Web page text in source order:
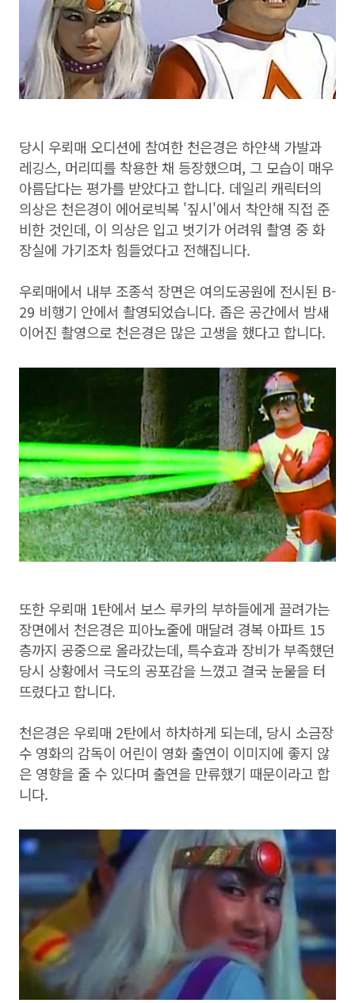
당시 우뢰매 오디션에 참여한 천은경은 하얀색 가발과
레깅스, 머리띠를 착용한 채 등장했으며, 그 모습이 매우
아름답다는 평가를 받았다고 합니다. 데일리 캐릭터의
의상은 천은경이 에어로빅복 '짚시'에서 착안해 직접 준
비한 것인데, 이 의상은 입고 벗기가 어려워 촬영 중 화
장실에 가기조차 힘들었다고 전해집니다.
우뢰매에서 내부 조종석 장면은 여의도공원에 전시된 B-
29 비행기 안에서 촬영되었습니다. 좁은 공간에서 밤새
이어진 촬영으로 천은경은 많은 고생을 했다고 합니다.
또한 우뢰매 1탄에서 보스 루카의 부하들에게 끌려가는
장면에서 천은경은 피아노줄에 매달려 경복 아파트 15
층까지 공중으로 올라갔는데, 특수효과 장비가 부족했던
당시 상황에서 극도의 공포감을 느꼈고 결국 눈물을 터
뜨렸다고 합니다.
천은경은 우뢰매 2탄에서 하차하게 되는데, 당시 소금장
수 영화의 감독이 어린이 영화 출연이 이미지에 좋지 않
은 영향을 줄 수 있다며 출연을 만류했기 때문이라고 합
니다.